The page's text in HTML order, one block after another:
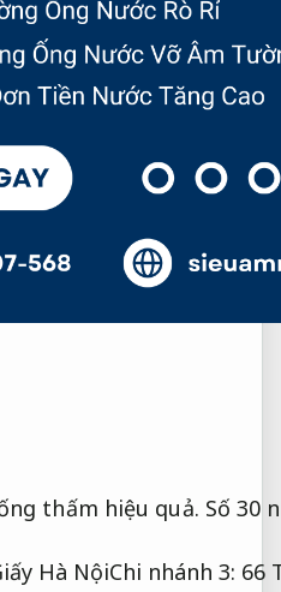
thấm hiệu quả. Số 30
Hà NộiChi nhánh 3: